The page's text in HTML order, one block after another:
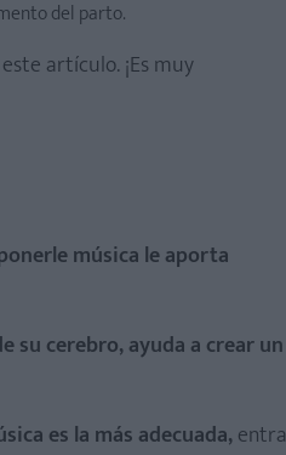
del parto.
artículo. ¡Es muy
música le aporta
su cerebro, ayuda a crear un
es la más adecuada,entra